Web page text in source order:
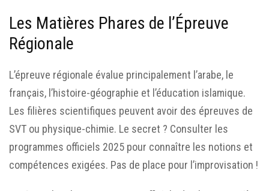
Les Matières Phares de l’Épreuve
Régionale
L’épreuve régionale évalue principalement l’arabe, le
français, l’histoire-géographie et l’éducation islamique.
Les filières scientifiques peuvent avoir des épreuves de
SVT ou physique-chimie. Le secret ? Consulter les
programmes officiels 2025 pour connaître les notions et
compétences exigées. Pas de place pour l’improvisation !